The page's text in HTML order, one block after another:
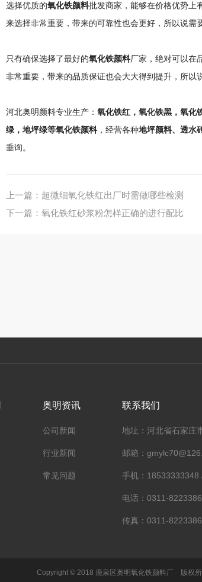
选择优质的氧化铁颜料批发商家，能够在价格优势上
来选择非常重要，带来的可靠性也会更好，所以说需
只有确保选择了最好的氧化铁颜料厂家，绝对可以在
非常重要，带来的品质保证也会大大得到提升，所以
河北奥明颜料专业生产： 氧化铁红，氧化铁黑，氧化
绿，地坪绿等氧化铁颜料，经营各种地坪颜料、透水
垂询。
上一篇： 超微细氧化铁红出厂时需做哪些检测
下一篇： 氧化铁红砂浆粉怎样正确的进行配比
奥明资讯
公司新闻
行业新闻
常见问题
联系我们
地址：河北省石家庄
邮箱：
手机：18533333348
电话：0311-
传真：0311-
Copyright © 2018 鹿泉区奥明氧化铁颜料厂 版权